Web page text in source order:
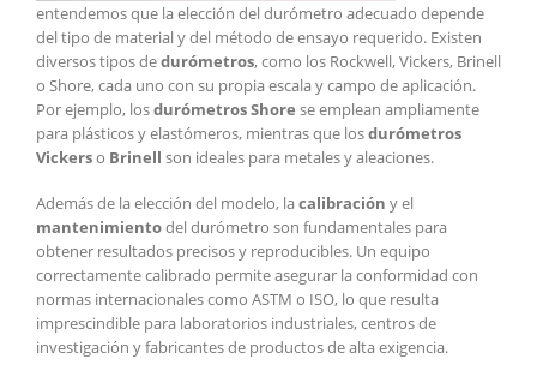
entendemos que la elección del durómetro adecuado depende
del tipo de material y del método de ensayo requerido. Existen
diversos tipos dedurómetros, como los Rockwell, Vickers, Brinell
o Shore, cada uno con su propia escala y campo de aplicación.
Por ejemplo, losdurómetros Shore se emplean ampliamente
para plásticos y elastómeros, mientras que losdurómetros
Vickerso Brinell son ideales para metales y aleaciones.
Además de la elección del modelo, lacalibración y el
mantenimientodel durómetro son fundamentales para
obtener resultados precisos y reproducibles. Un equipo
correctamente calibrado permite asegurar la conformidad con
normas internacionales como ASTM o ISO, lo que resulta
imprescindible para laboratorios industriales, centros de
investigación y fabricantes de productos de alta exigencia.